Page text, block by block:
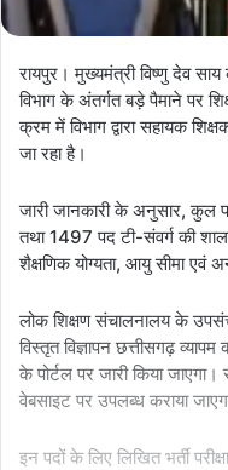
रायपुर। मुख्यमंत्री विष्णु देव
विभाग के अंतर्गत बड़े पैमाने पर
क्रम में विभाग द्वारा सहायक
जा रहा है।
जारी जानकारी के अनुसार, कुल
तथा 1497 पद टी-संवर्ग की
शैक्षणिक योग्यता, आयु सीमा एवं
लोक शिक्षण संचालनालय के
विस्तृत विज्ञापन छत्तीसगढ़
के पोर्टल पर जारी किया जाएगा।
वेबसाइट पर उपलब्ध कराया
इन पदों के लिए लिखित भर्ती